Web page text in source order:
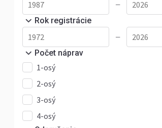
—
Rok registrácie
—
Počet náprav
1-osý
2-osý
3-osý
4-osý